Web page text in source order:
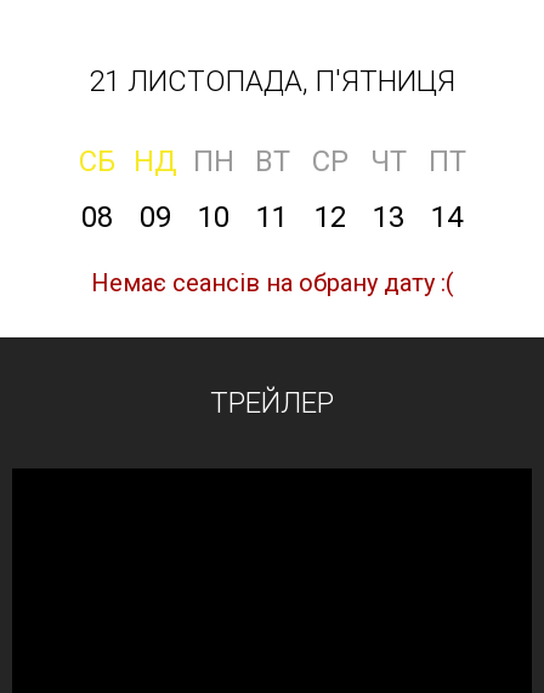
21 ЛИСТОПАДА, П'ЯТНИЦЯ
СБ НД ПН ВТ СР ЧТ
ПТ
08
09 10 11 12 13 14
Немає сеансів на обрану дату :(
ТРЕЙЛЕР